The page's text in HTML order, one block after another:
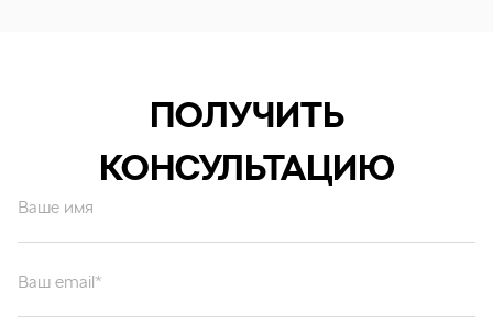
ПОЛУЧИТЬ
КОНСУЛЬТАЦИЮ
Ваше имя